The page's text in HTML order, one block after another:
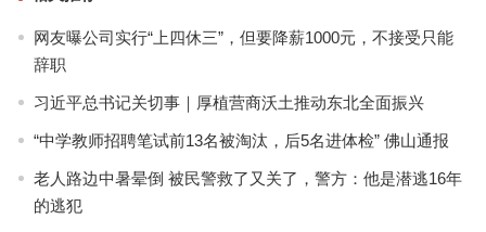
网友曝公司实行“上四休三”，但要降薪1000元，不接受只能
辞职
习近平总书记关切事｜厚植营商沃土推动东北全面振兴
“中学教师招聘笔试前13名被淘汰，后5名进体检” 佛山通报
老人路边中暑晕倒 被民警救了又关了，警方：他是潜逃16年
的逃犯